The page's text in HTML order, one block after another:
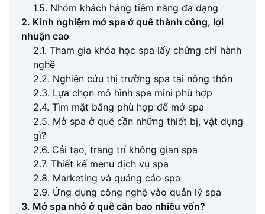
1.5. Nhóm khách hàng tiềm năng đa dạng
2. Kinh nghiệm mở spa ở quê thành công, lợi
nhuận cao
2.1. Tham gia khóa học spa lấy chứng chỉ hành
nghề
2.2. Nghiên cứu thị trường spa tại nông thôn
2.3. Lựa chọn mô hình spa mini phù hợp
2.4. Tìm mặt bằng phù hợp để mở spa
2.5. Mở spa ở quê cần những thiết bị, vật dụng
gì?
2.6. Cải tạo, trang trí không gian spa
2.7. Thiết kế menu dịch vụ spa
2.8. Marketing và quảng cáo spa
2.9. Ứng dụng công nghệ vào quản lý spa
3. Mở spa nhỏ ở quê cần bao nhiêu vốn?